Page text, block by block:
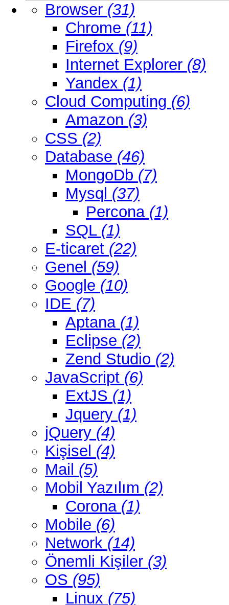
Browser (31)
Chrome (11)
Firefox (9)
Internet Explorer (8)
Yandex (1)
Cloud Computing (6)
Amazon (3)
CSS (2)
Database (46)
MongoDb (7)
Mysql (37)
Percona (1)
SQL (1)
E-ticaret (22)
Genel (59)
Google (10)
IDE (7)
Aptana (1)
Eclipse (2)
Zend Studio (2)
JavaScript (6)
ExtJS (1)
Jquery (1)
jQuery (4)
Kişisel (4)
Mail (5)
Mobil Yazılım (2)
Corona (1)
Mobile (6)
Network (14)
Önemli Kişiler (3)
OS (95)
Linux (75)